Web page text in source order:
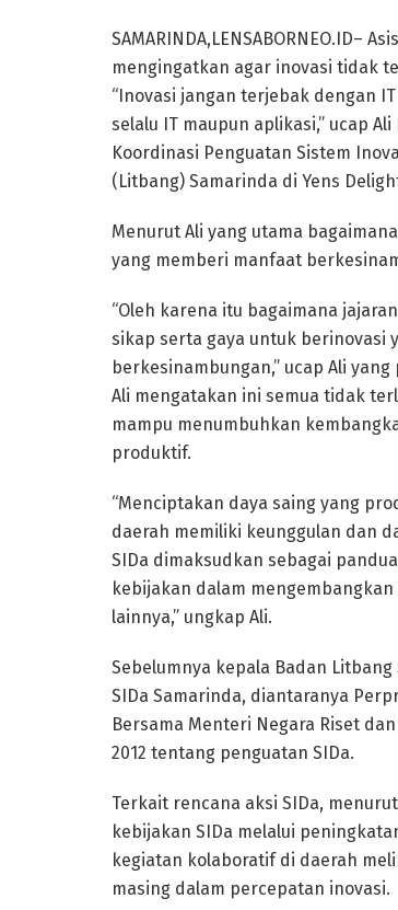
SAMARINDA,LENSABORNEO.ID–
mengingatkan agar inovasi tidak
“Inovasi jangan terjebak dengan
selalu IT maupun aplikasi,” ucap
Koordinasi Penguatan Sistem
(Litbang) Samarinda di Yens
Menurut Ali yang utama
yang memberi manfaat
“Oleh karena itu bagaimana
sikap serta gaya untuk berinovasi
berkesinambungan,” ucap Ali
Ali mengatakan ini semua tidak
mampu menumbuhkan
produktif.
“Menciptakan daya saing yang
daerah memiliki keunggulan dan
SIDa dimaksudkan sebagai
kebijakan dalam
lainnya,” ungkap Ali.
Sebelumnya kepala Badan
SIDa Samarinda, diantaranya
Bersama Menteri Negara Riset
2012 tentang penguatan SIDa.
Terkait rencana aksi SIDa,
kebijakan SIDa melalui
kegiatan kolaboratif di daerah
masing dalam percepatan inovasi.